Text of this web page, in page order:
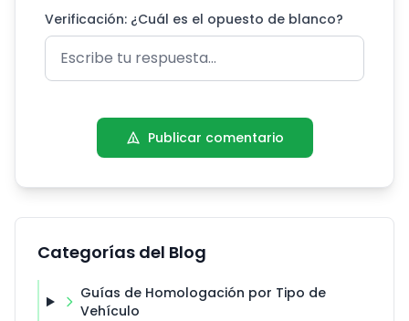
Verificación: ¿Cuál es el opuesto de blanco?
Publicar comentario
Categorías del Blog
Guías de Homologación por Tipo de
Vehículo